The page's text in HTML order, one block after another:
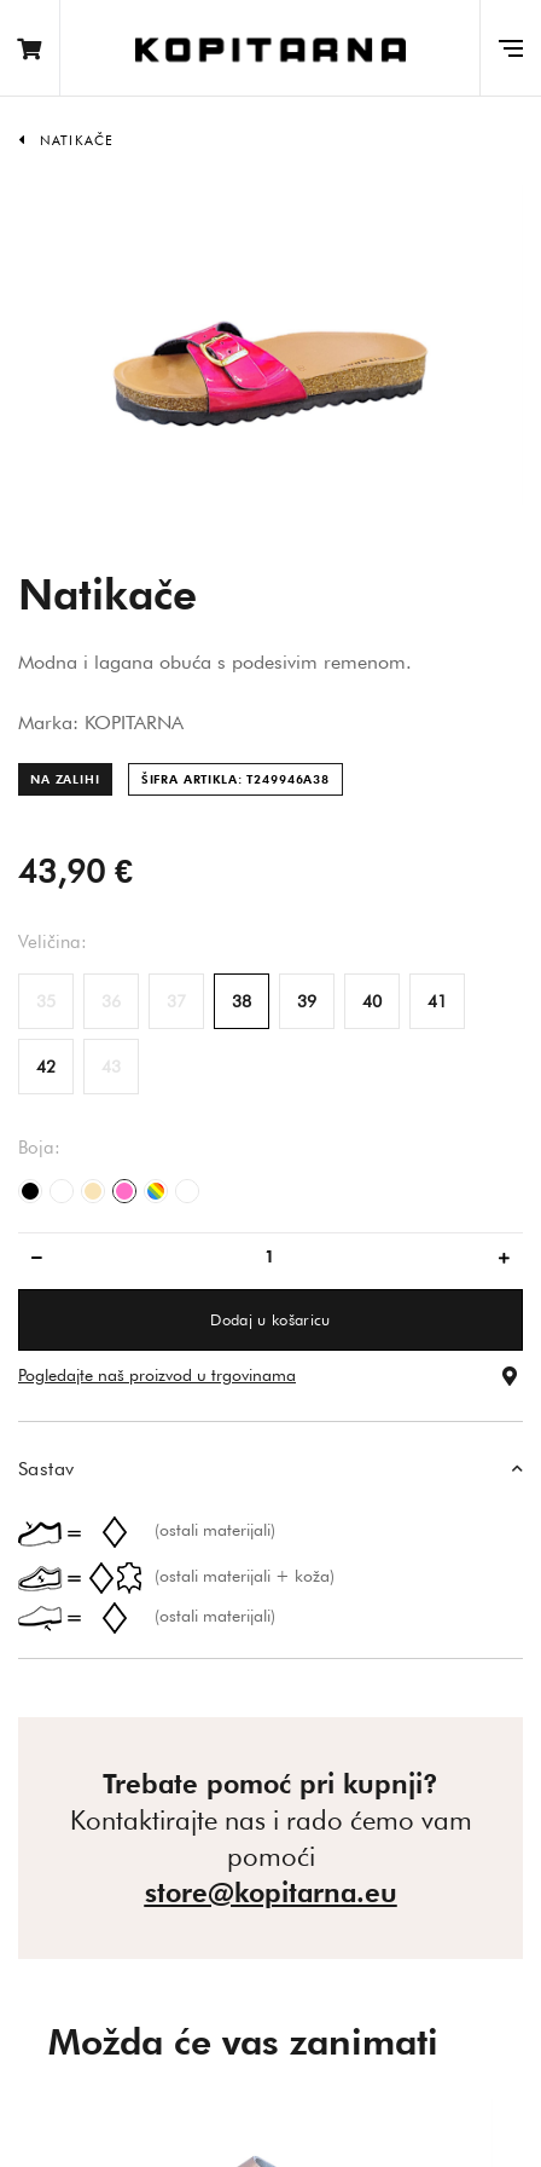
NATIKAČE
Natikače
Modna i lagana obuća s podesivim remenom.
Marka: KOPITARNA
NA ZALIHI ŠIFRA ARTIKLA: T249946A38
43,90 €
Veličina:
35 36 37 38 39 40 41
42 43
Boja:
crna/crna
bijelabežružičasta
šarenabijela
Dodaj u košaricu
Pogledajte naš proizvod u trgovinama
Sastav
(ostali materijali)
(ostali materijali + koža)
(ostali materijali)
Trebate pomoć pri kupnji?
Kontaktirajte nas i rado ćemo vam
pomoći
store@kopitarna.eu
Možda će vas zanimati